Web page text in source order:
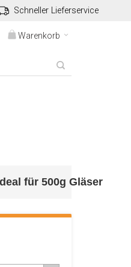
Schneller Lieferservice
Warenkorb
für 500g Gläser